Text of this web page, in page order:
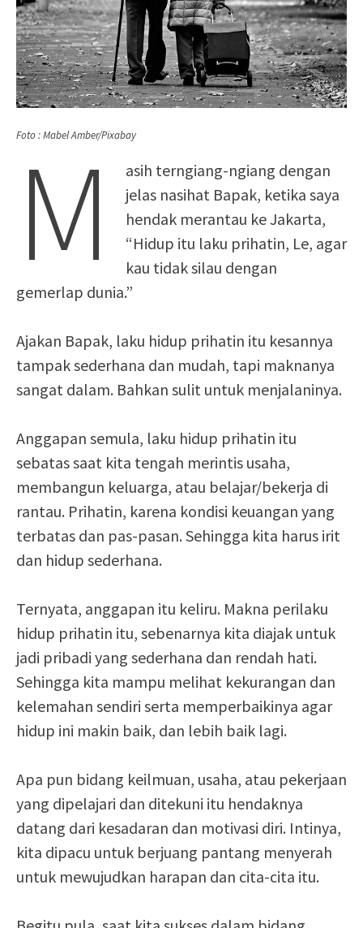
Foto : Mabel Amber/Pixabay
M
asih terngiang-ngiang dengan
jelas nasihat Bapak, ketika saya
hendak merantau ke Jakarta,
“Hidup itu laku prihatin, Le, agar
kau tidak silau dengan
gemerlap dunia.”
Ajakan Bapak, laku hidup prihatin itu kesannya
tampak sederhana dan mudah, tapi maknanya
sangat dalam. Bahkan sulit untuk menjalaninya.
Anggapan semula, laku hidup prihatin itu
sebatas saat kita tengah merintis usaha,
membangun keluarga, atau belajar/bekerja di
rantau. Prihatin, karena kondisi keuangan yang
terbatas dan pas-pasan. Sehingga kita harus irit
dan hidup sederhana.
Ternyata, anggapan itu keliru. Makna perilaku
hidup prihatin itu, sebenarnya kita diajak untuk
jadi pribadi yang sederhana dan rendah hati.
Sehingga kita mampu melihat kekurangan dan
kelemahan sendiri serta memperbaikinya agar
hidup ini makin baik, dan lebih baik lagi.
Apa pun bidang keilmuan, usaha, atau pekerjaan
yang dipelajari dan ditekuni itu hendaknya
datang dari kesadaran dan motivasi diri. Intinya,
kita dipacu untuk berjuang pantang menyerah
untuk mewujudkan harapan dan cita-cita itu.